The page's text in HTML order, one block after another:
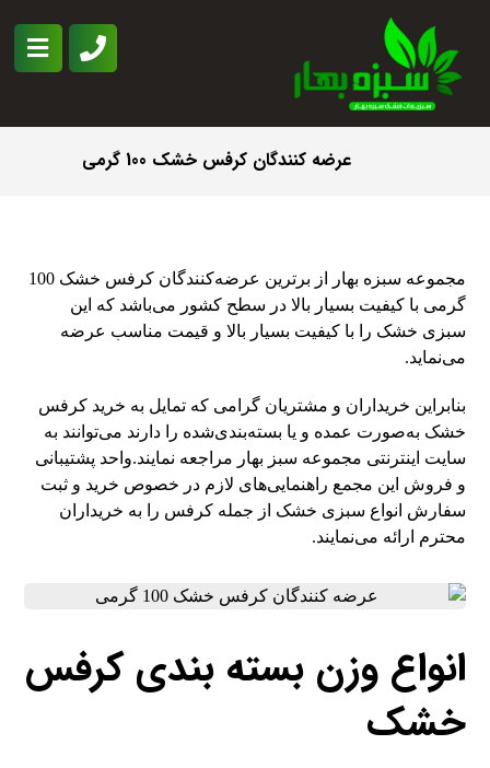
عرضه کنندگان کرفس خشک 100 گرمی
مجموعه سبزه بهار از برترین عرضه‌کنندگان کرفس خشک 100
گرمی با کیفیت بسیار بالا در سطح کشور می‌باشد که این
سبزی خشک را با کیفیت بسیار بالا و قیمت مناسب عرضه
می‌نماید.
بنابراین خریداران و مشتریان گرامی که تمایل به خرید کرفس
خشک به‌صورت عمده و یا بسته‌بندی‌شده را دارند می‌توانند به
سایت اینترنتی مجموعه سبز بهار مراجعه نمایند.واحد پشتیبانی
و فروش این مجمع راهنمایی‌های لازم در خصوص خرید و ثبت
سفارش انواع سبزی خشک از جمله کرفس را به خریداران
محترم ارائه می‌نمایند.
انواع وزن بسته بندی کرفس
خشک